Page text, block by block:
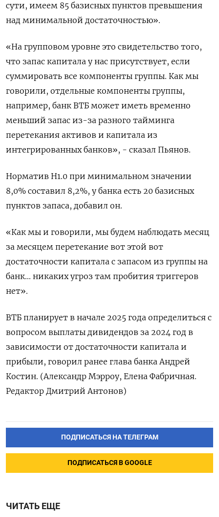
сути, имеем 85 базисных пунктов превышения
над минимальной достаточностью».
«На групповом уровне это свидетельство того,
что запас капитала у нас присутствует, если
суммировать все компоненты группы. Как мы
говорили, отдельные компоненты группы,
например, банк ВТБ может иметь временно
меньший запас из-за разного тайминга
перетекания активов и капитала из
интегрированных банков», - сказал Пьянов.
Норматив Н1.0 при минимальном значении
8,0% составил 8,2%, у банка есть 20 базисных
пунктов запаса, добавил он.
«Как мы и говорили, мы будем наблюдать месяц
за месяцем перетекание вот этой вот
достаточности капитала с запасом из группы на
банк... никаких угроз там пробития триггеров
нет».
ВТБ планирует в начале 2025 года определиться с
вопросом выплаты дивидендов за 2024 год в
зависимости от достаточности капитала и
прибыли, говорил ранее глава банка Андрей
Костин. (Александр Мэрроу, Елена Фабричная.
Редактор Дмитрий Антонов)
ПОДПИСАТЬСЯ НА ТЕЛЕГРАМ
ПОДПИСАТЬСЯ В GOOGLE
ЧИТАТЬ ЕЩЕ